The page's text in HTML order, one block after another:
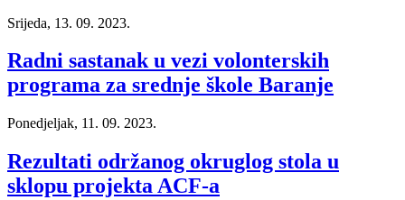
Srijeda, 13. 09. 2023.
Radni sastanak u vezi volonterskih
programa za srednje škole Baranje
Ponedjeljak, 11. 09. 2023.
Rezultati održanog okruglog stola u
sklopu projekta ACF-a